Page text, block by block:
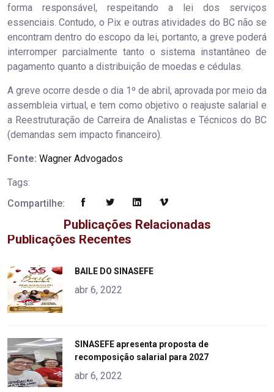
forma responsável, respeitando a lei dos serviços
essenciais. Contudo, o Pix e outras atividades do BC não se
encontram dentro do escopo da lei, portanto, a greve poderá
interromper parcialmente tanto o sistema instantâneo de
pagamento quanto a distribuição de moedas e cédulas.
A greve ocorre desde o dia 1º de abril, aprovada por meio da
assembleia virtual, e tem como objetivo o reajuste salarial e
a Reestruturação de Carreira de Analistas e Técnicos do BC
(demandas sem impacto financeiro).
Fonte: Wagner Advogados
Tags:
Compartilhe:
Publicações Relacionadas
Publicações Recentes
alt="product">
BAILE DO SINASEFE
abr 6, 2022
alt="product">
SINASEFE apresenta proposta de
recomposição salarial para 2027
abr 6, 2022